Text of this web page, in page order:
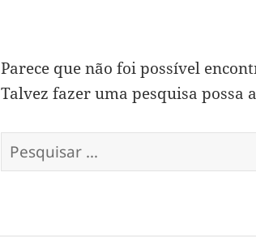
Parece que não foi possível
Talvez fazer uma pesquisa possa
Pesquisar
por: